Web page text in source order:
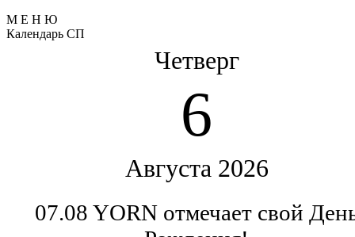
М Е Н Ю
Календарь СП
Четверг
6
Августа 2026
07.08 YORN отмечает свой